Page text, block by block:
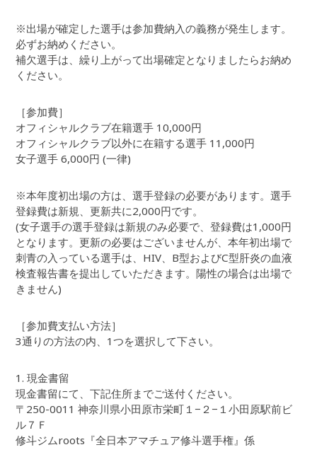
※出場が確定した選手は参加費納入の義務が発生します。
必ずお納めください。
補欠選手は、繰り上がって出場確定となりましたらお納め
ください。
［参加費］
オフィシャルクラブ在籍選手 10,000円
オフィシャルクラブ以外に在籍する選手 11,000円
女子選手 6,000円 (一律)
※本年度初出場の方は、選手登録の必要があります。選手
登録費は新規、更新共に2,000円です。
(女子選手の選手登録は新規のみ必要で、登録費は1,000円
となります。更新の必要はございませんが、本年初出場で
刺青の入っている選手は、HIV、B型およびC型肝炎の血液
検査報告書を提出していただきます。陽性の場合は出場で
きません)
［参加費支払い方法］
3通りの方法の内、1つを選択して下さい。
1. 現金書留
現金書留にて、下記住所までご送付ください。
〒250-0011 神奈川県小田原市栄町１−２−１小田原駅前ビ
ル７Ｆ
修斗ジムroots『全日本アマチュア修斗選手権』係